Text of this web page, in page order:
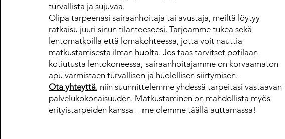
turvallista ja sujuvaa.
Olipa tarpeenasi sairaanhoitaja tai avustaja, meiltä löytyy
ratkaisu juuri sinun tilanteeseesi. Tarjoamme tukea sekä
lentomatkoilla että lomakohteessa, jotta voit nauttia
matkustamisesta ilman huolta. Jos taas tarvitset potilaan
kotiutusta lentokoneessa, sairaanhoitajamme on korvaamaton
apu varmistaen turvallisen ja huolellisen siirtymisen.
Ota yhteyttä, niin suunnittelemme yhdessä tarpeitasi vastaavan
palvelukokonaisuuden. Matkustaminen on mahdollista myös
erityistarpeiden kanssa – me olemme täällä auttamassa!